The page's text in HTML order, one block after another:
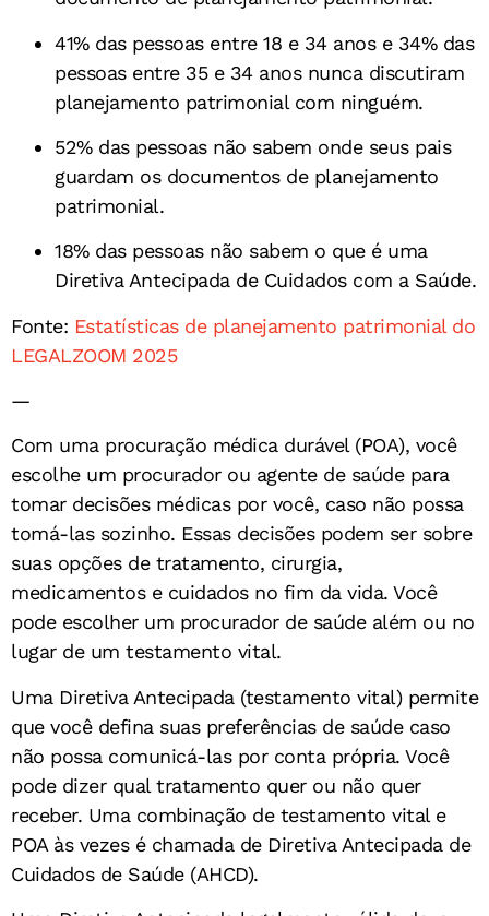
41% das pessoas entre 18 e 34 anos e 34% das
pessoas entre 35 e 34 anos nunca discutiram
planejamento patrimonial com ninguém.
52% das pessoas não sabem onde seus pais
guardam os documentos de planejamento
patrimonial.
18% das pessoas não sabem o que é uma
Diretiva Antecipada de Cuidados com a Saúde.
Fonte: Estatísticas de planejamento patrimonial do
LEGALZOOM 2025
—
Com uma procuração médica durável (POA), você
escolhe um procurador ou agente de saúde para
tomar decisões médicas por você, caso não possa
tomá-las sozinho. Essas decisões podem ser sobre
suas opções de tratamento, cirurgia,
medicamentos e cuidados no fim da vida. Você
pode escolher um procurador de saúde além ou no
lugar de um testamento vital.
Uma Diretiva Antecipada (testamento vital) permite
que você defina suas preferências de saúde caso
não possa comunicá-las por conta própria. Você
pode dizer qual tratamento quer ou não quer
receber. Uma combinação de testamento vital e
POA às vezes é chamada de Diretiva Antecipada de
Cuidados de Saúde (AHCD).